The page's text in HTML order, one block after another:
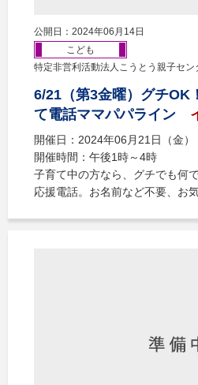
公開日：2024年06月14日
こども
特定非営利活動法人こうとう親子セン
6/21（第3金曜）グチOK
て電話ママパパライン
開催日：2024年06月21日（金）
開催時間：午後1時～4時
子育て中の方なら、グチでも何
応援電話。お名前など不要、お